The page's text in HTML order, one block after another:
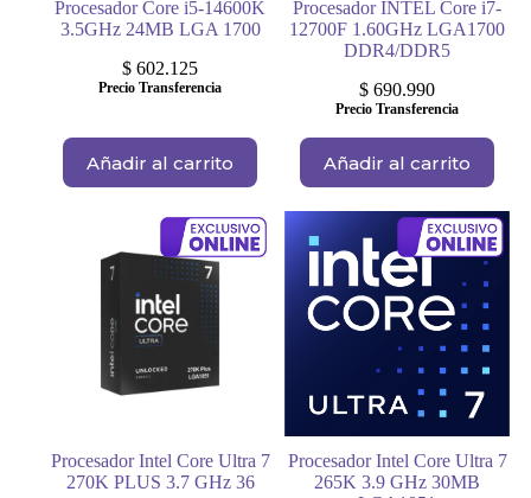
Procesador Core i5-14600K
3.5GHz 24MB LGA 1700
$ 602.125
Precio Transferencia
Añadir al carrito
Procesador INTEL Core i7-
12700F 1.60GHz LGA1700
DDR4/DDR5
$ 690.990
Precio Transferencia
Añadir al carrito
Procesador Intel Core Ultra 7
270K PLUS 3.7 GHz 36
Procesador Intel Core Ultra 7
265K 3.9 GHz 30MB